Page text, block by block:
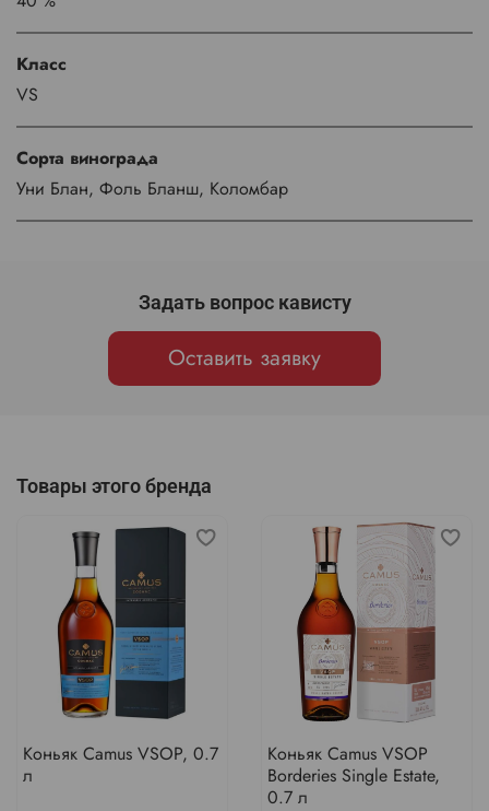
Класс
VS
Сорта винограда
Уни Блан, Фоль Бланш, Коломбар
Задать вопрос кависту
Оставить заявку
Товары этого бренда
Коньяк Camus VSOP, 0.7
л
Коньяк Camus VSOP
Borderies Single Estate,
0.7 л